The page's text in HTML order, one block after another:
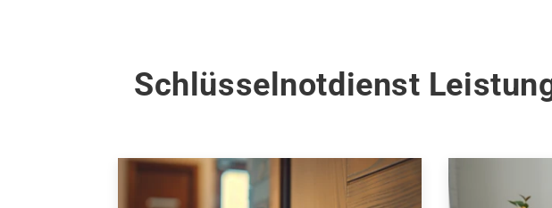
Schlüsselnotdienst